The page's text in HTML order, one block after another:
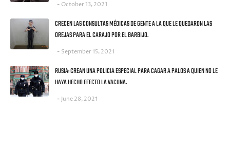
October 13, 2021
CRECEN LAS CONSULTAS MÉDICAS DE GENTE A LA QUE LE QUEDARON LAS
OREJAS PARA EL CARAJO POR EL BARBIJO.
September 15, 2021
RUSIA: CREAN UNA POLICIA ESPECIAL PARA CAGAR A PALOS A QUIEN NO LE
HAYA HECHO EFECTO LA VACUNA.
June 28, 2021